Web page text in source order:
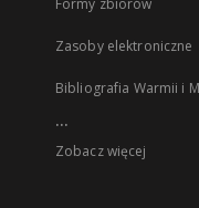
Formy zbiorów
Zasoby elektroniczne
Bibliografia Warmii i
...
Zobacz więcej